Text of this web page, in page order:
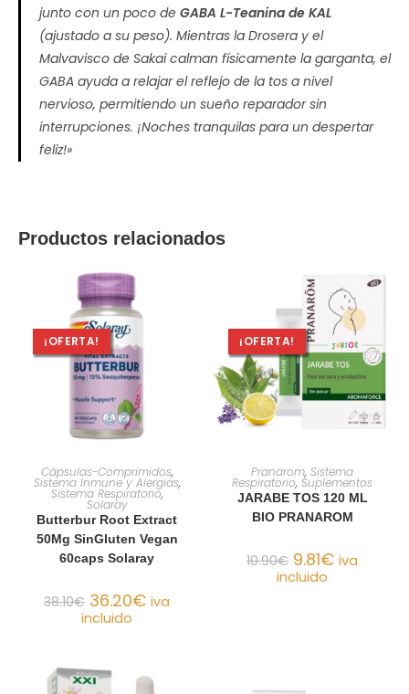
junto con un poco de GABA L-Teanina de KAL
(ajustado a su peso). Mientras la Drosera y el
Malvavisco de Sakai calman físicamente la garganta, el
GABA ayuda a relajar el reflejo de la tos a nivel
nervioso, permitiendo un sueño reparador sin
interrupciones. ¡Noches tranquilas para un despertar
feliz!»
Productos relacionados
¡OFERTA!
AÑADIR AL CARRITO
Cápsulas-Comprimidos,
Sistema Inmune y Alergias,
Sistema Respiratorio,
Solaray
Butterbur Root Extract
50Mg SinGluten Vegan
60caps Solaray
38.10€ 36.20€ iva
incluido
¡OFERTA!
AÑADIR AL CARRITO
Pranarom, Sistema
Respiratorio, Suplementos
JARABE TOS 120 ML
BIO PRANAROM
10.90€ 9.81€ iva
incluido